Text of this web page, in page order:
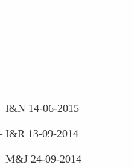
I&N 14-06-2015
I&R 13-09-2014
M&J 24-09-2014